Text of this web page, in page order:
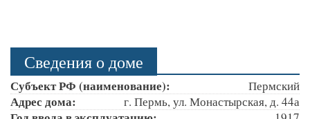
Сведения о доме
Субъект РФ (наименование): Пермский
Адрес дома: г. Пермь, ул. Монастырская, д. 44а